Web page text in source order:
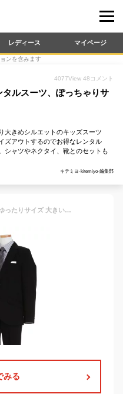
レディース マイページ
ンを含みます
4077View 48 コメント
ルスーツ、ぽっちゃりサ
大きめシルエットのキッズスーツ
ズアウトするのでお得なレンタル
シャツやネクタイ、靴とのセットも
キテミヨ-kitemiyo-編集部
【レンタル】[E体][NEW]さらにゆったりサイズ 大きいサイズ 子供スーツ 男の子スーツレンタル 卒業式 スーツ 150cm 170cm 男児 黒2つボタンスーツセット グレーストライプシャツ 太めサイズ 結婚式 貸衣装 靴セット 男の子 スーツ ジュニアスーツ 太め
みる